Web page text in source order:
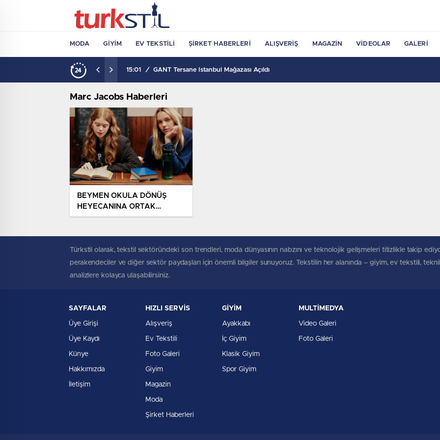
MODA GIYIM EV TEKSTILI ŞIRKET HABERLERI ALIŞVERIŞ MAGAZIN VIDEOLAR GALERI
15:01 / GANT Tersane İstanbul Mağazası Açıldı
Marc Jacobs Haberleri
BEYMEN OKULA DÖNÜŞ
HEYECANINA ORTAK
OLUYOR
Türkstil olarak, tekstil sektöründeki son trendleri, moda dünyasının nabzını ve teknolojik gelişmeleri titizlikle takip
perakendeciler ve diğer sektör paydaşları için önemli bilgiler sunuyoruz. Tekstilin her alanında – giyim, ev tekstili,
analizlere kolayca ulaşabilirsiniz.
SAYFALAR
Üye Girişi
Üye Kaydı
Künye
Hakkımızda
İletişim
HIZLI SERVİS
Alışveriş
Ev Tekstili
Foto Galeri
Giyim
Magazin
Moda
Şirket Haberleri
GİYİM
Ayakkabı
İç Giyim
Klasik Giyim
Spor Giyim
MULTİMEDYA
Video Galeri
Foto Galeri